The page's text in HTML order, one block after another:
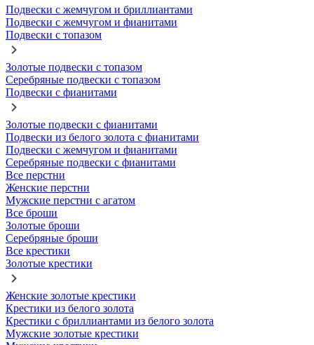
Подвески с жемчугом и бриллиантами
Подвески с жемчугом и фианитами
Подвески с топазом
Золотые подвески с топазом
Серебряные подвески с топазом
Подвески с фианитами
Золотые подвески с фианитами
Подвески из белого золота с фианитами
Подвески с жемчугом и фианитами
Серебряные подвески с фианитами
Все перстни
Женские перстни
Мужские перстни с агатом
Все броши
Золотые броши
Серебряные броши
Все крестики
Золотые крестики
Женские золотые крестики
Крестики из белого золота
Крестики с бриллиантами из белого золота
Мужские золотые крестики